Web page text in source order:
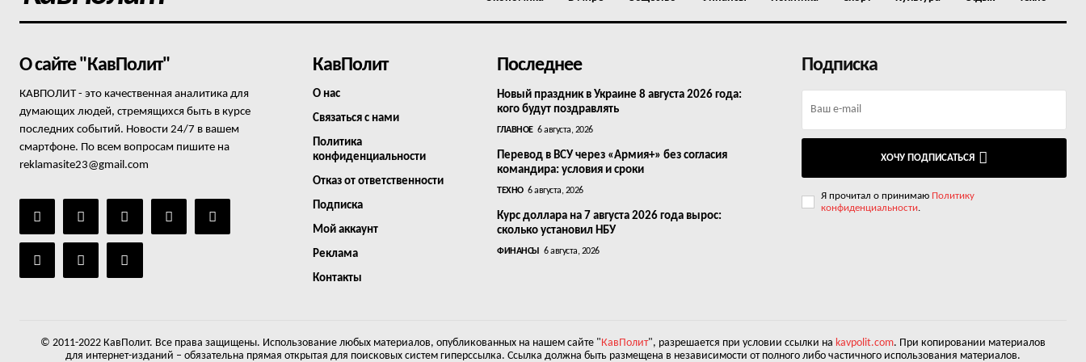
О сайте "КавПолит"
КАВПОЛИТ - это качественная аналитика для
думающих людей, стремящихся быть в курсе
последних событий. Новости 24/7 в вашем
смартфоне. По всем вопросам пишите на
reklamasite23@gmail.com
КавПолит
О нас
Связаться с нами
Политика
конфиденциальности
Отказ от ответственности
Подписка
Мой аккаунт
Реклама
Контакты
Последнее
Новый праздник в Украине 8 августа 2026 года:
кого будут поздравлять
ГЛАВНОЕ 6 августа, 2026
Перевод в ВСУ через «Армия+» без согласия
командира: условия и сроки
ТЕХНО 6 августа, 2026
Курс доллара на 7 августа 2026 года вырос:
сколько установил НБУ
ФИНАНСЫ 6 августа, 2026
Подписка
ХОЧУ ПОДПИСАТЬСЯ
Я прочитал о принимаю Политику
конфиденциальности.
© 2011-2022 КавПолит. Все права защищены. Использование любых материалов, опубликованных на нашем сайте " КавПолит", разрешается при условии ссылки на kavpolit.com. При копировании материалов
для интернет-изданий – обязательна прямая открытая для поисковых систем гиперссылка. Ссылка должна быть размещена в независимости от полного либо частичного использования материалов.